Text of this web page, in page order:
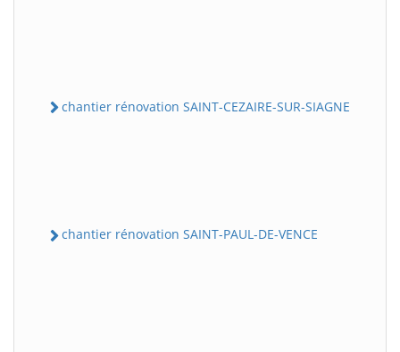
chantier rénovation SAINT-CEZAIRE-SUR-SIAGNE
chantier rénovation SAINT-PAUL-DE-VENCE